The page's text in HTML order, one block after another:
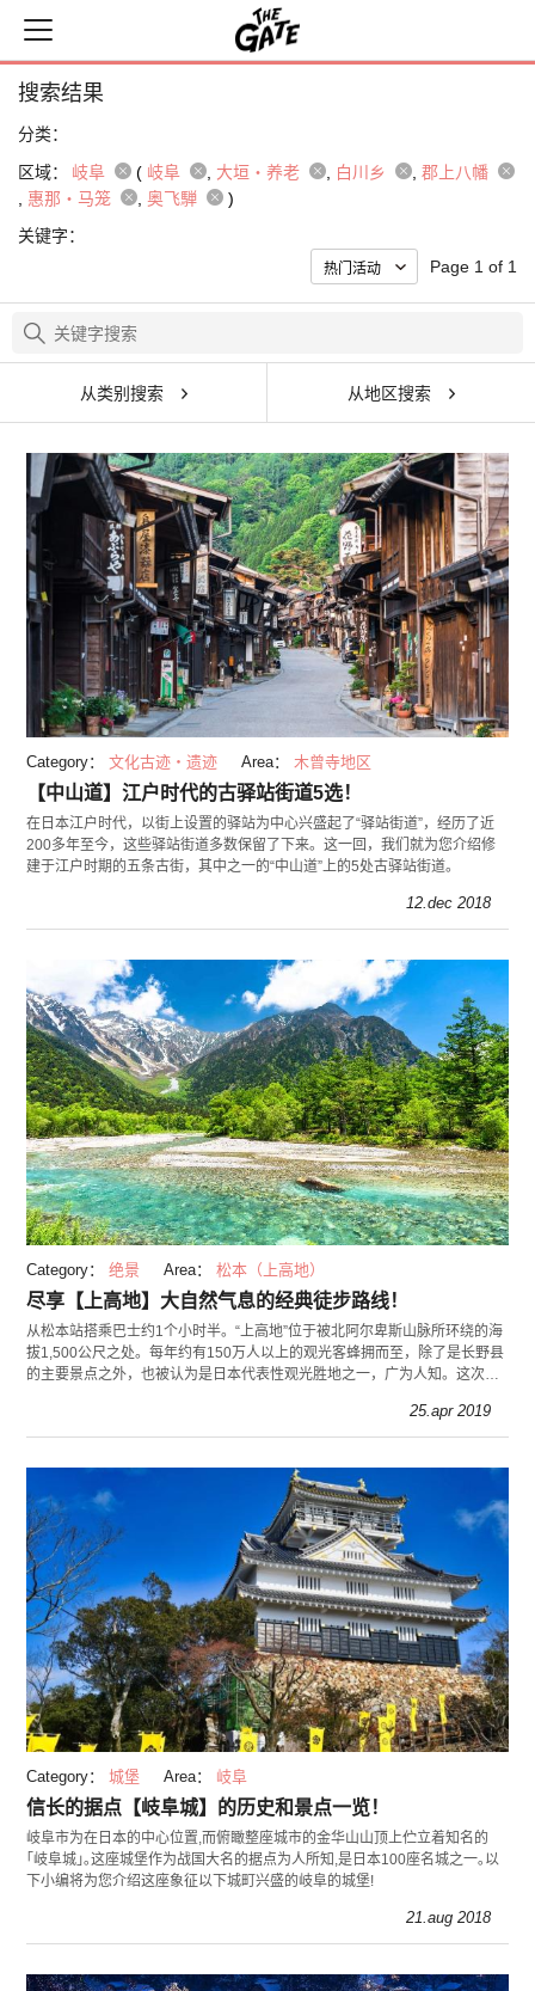
搜索结果
分类：
区域：
岐阜 ( 岐阜 大垣・养老 白川乡
郡上八幡
惠那・马笼
奥飞騨
)
关键字：
Page 1 of 1
从类别搜索 从地区搜索
Category： 文化古迹・遗迹 Area： 木曾寺地区
【中山道】江户时代的古驿站街道5选！
在日本江户时代，以街上设置的驿站为中心兴盛起了“驿站街道”，经历了近
200多年至今，这些驿站街道多数保留了下来。这一回，我们就为您介绍修
建于江户时期的五条古街，其中之一的“中山道”上的5处古驿站街道。
12.dec 2018
Category： 绝景 Area： 松本（上高地）
尽享【上高地】大自然气息的经典徒步路线！
从松本站搭乘巴士约1个小时半。“上高地”位于被北阿尔卑斯山脉所环绕的海
拔1,500公尺之处。每年约有150万人以上的观光客蜂拥而至，除了是长野县
的主要景点之外，也被认为是日本代表性观光胜地之一，广为人知。这次要
25.apr 2019
Category： 城堡 Area： 岐阜
信长的据点【岐阜城】的历史和景点一览！
岐阜市为在日本的中心位置,而俯瞰整座城市的金华山山顶上伫立着知名的
｢岐阜城｣｡这座城堡作为战国大名的据点为人所知,是日本100座名城之一｡以
下小编将为您介绍这座象征以下城町兴盛的岐阜的城堡!
21.aug 2018